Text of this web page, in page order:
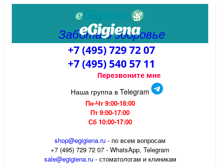
Забота о здоровье
+7 (495) 729 72 07
+7 (495) 540 57 11
Перезвоните мне
Наша группа в Telegram
Пн-Чт 9:00-18:00
Пт 9:00-17:00
Сб 10:00-17:00
shop@egigiena.ru - по всем вопросам
‎+7 (495) 729 72 07 - WhatsApp, Telegram
sale@egigiena.ru- стоматологам и клиникам